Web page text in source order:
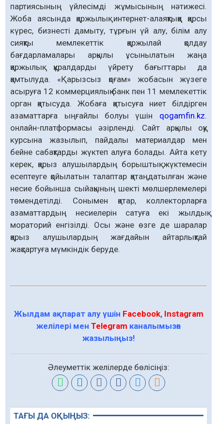
партиясының үйлесімді жұмысының нәтижесі.
Жоба аясында қаржылық интернет-алаяқтыққа қарсы
күрес, бизнесті дамыту, тұрғын үй алу, білім алу
сияқты мемлекеттік қаржылай қолдау
бағдарламалары арқылы ұсынылатын жаңа
қаржылық құралдарды үйрету бағыттары да
қамтылуда. «Қарызсыз қоғам» жобасын жүзеге
асыруға 12 коммерциялық банк пен 11 мемлекеттік
орган қатысуда. Жобаға қатысуға ниет білдірген
азаматтарға ыңғайлы болуы үшін qogamfin.kz.
онлайн-платформасы әзірленді. Сайт арқылы оқу
курсына жазылып, пайдалы материалдар мен
бейне сабақтарды жүктеп алуға болады. Айта кету
керек, қарыз алушылардың борыштық жүктемесін
есептеуге қойылатын талаптар қатаңдатылған және
несие бойынша сыйақының шекті мөлшерлемелері
төмендетілді. Сонымен қатар, коллекторларға
азаматтардың несиелерін сатуға екі жылдық
мораторий енгізілді. Осы және өзге де шаралар
қарыз алушылардың жағдайын айтарлықтай
жақсартуға мүмкіндік беруде.
Жылдам ақпарат алу үшін Facebook, Instagram
желілері мен Telegram каналымызға
жазылыңыз!
Әлеуметтік желілерде бөлісіңіз:
ТАҒЫ ДА ОҚЫҢЫЗ: